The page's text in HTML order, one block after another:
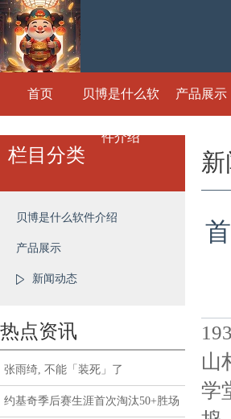
首页 贝博是什么软
件介绍
产品展示
栏目分类
贝博是什么软件介绍
产品展示
新闻动态
热点资讯
张雨绮, 不能「装死」了
约基奇季后赛生涯首次淘汰50+胜场
山
学